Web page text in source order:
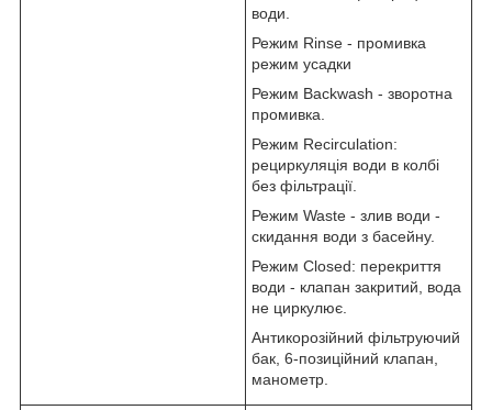
води.
Режим Rinse - промивка
режим усадки
Режим Backwash - зворотна
промивка.
Режим Recirculation:
рециркуляція води в колбі
без фільтрації.
Режим Waste - злив води -
скидання води з басейну.
Режим Closed: перекриття
води - клапан закритий, вода
не циркулює.
Антикорозійний фільтруючий
бак, 6-позиційний клапан,
манометр.